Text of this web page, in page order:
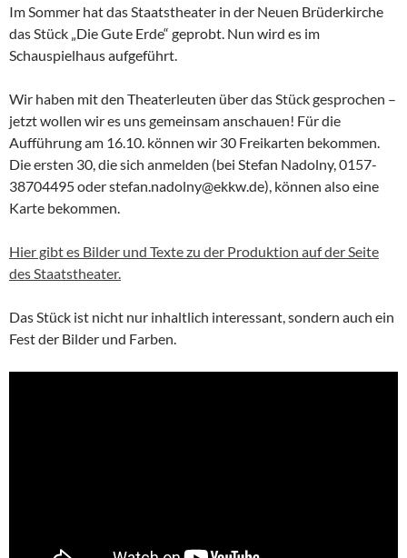
Im Sommer hat das Staatstheater in der Neuen Brüderkirche
das Stück „Die Gute Erde“ geprobt. Nun wird es im
Schauspielhaus aufgeführt.
Wir haben mit den Theaterleuten über das Stück gesprochen –
jetzt wollen wir es uns gemeinsam anschauen! Für die
Aufführung am 16.10. können wir 30 Freikarten bekommen.
Die ersten 30, die sich anmelden (bei Stefan Nadolny, 0157-
38704495 oder stefan.nadolny@ekkw.de), können also eine
Karte bekommen.
Hier gibt es Bilder und Texte zu der Produktion auf der Seite
des Staatstheater.
Das Stück ist nicht nur inhaltlich interessant, sondern auch ein
Fest der Bilder und Farben.